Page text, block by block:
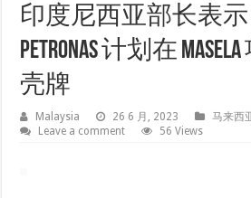
印度尼西亚部长表示
Petronas 计划在
壳牌
Malaysia 26 6 月, 2023
马来西
Leave a comment
56 Views